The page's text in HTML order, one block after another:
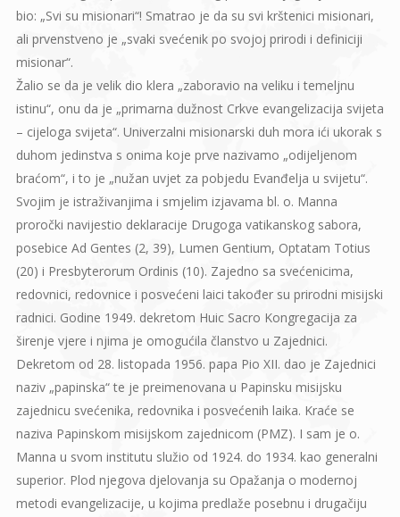
bio: „Svi su misionari“! Smatrao je da su svi krštenici misionari,
ali prvenstveno je „svaki svećenik po svojoj prirodi i definiciji
misionar“.
Žalio se da je velik dio klera „zaboravio na veliku i temeljnu
istinu“, onu da je „primarna dužnost Crkve evangelizacija svijeta
– cijeloga svijeta“. Univerzalni misionarski duh mora ići ukorak s
duhom jedinstva s onima koje prve nazivamo „odijeljenom
braćom“, i to je „nužan uvjet za pobjedu Evanđelja u svijetu“.
Svojim je istraživanjima i smjelim izjavama bl. o. Manna
proročki navijestio deklaracije Drugoga vatikanskog sabora,
posebice Ad Gentes (2, 39), Lumen Gentium, Optatam Totius
(20) i Presbyterorum Ordinis (10). Zajedno sa svećenicima,
redovnici, redovnice i posvećeni laici također su prirodni misijski
radnici. Godine 1949. dekretom Huic Sacro Kongregacija za
širenje vjere i njima je omogućila članstvo u Zajednici.
Dekretom od 28. listopada 1956. papa Pio XII. dao je Zajednici
naziv „papinska“ te je preimenovana u Papinsku misijsku
zajednicu svećenika, redovnika i posvećenih laika. Kraće se
naziva Papinskom misijskom zajednicom (PMZ). I sam je o.
Manna u svom institutu služio od 1924. do 1934. kao generalni
superior. Plod njegova djelovanja su Opažanja o modernoj
metodi evangelizacije, u kojima predlaže posebnu i drugačiju